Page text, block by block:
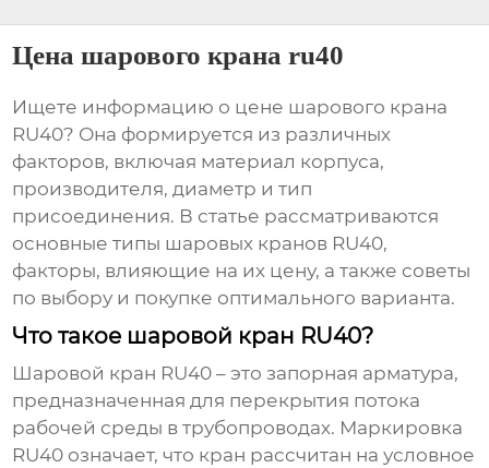
Цена шарового крана ru40
Ищете информацию о цене шарового крана
RU40? Она формируется из различных
факторов, включая материал корпуса,
производителя, диаметр и тип
присоединения. В статье рассматриваются
основные типы шаровых кранов RU40,
факторы, влияющие на их цену, а также советы
по выбору и покупке оптимального варианта.
Что такое шаровой кран RU40?
Шаровой кран RU40 – это запорная арматура,
предназначенная для перекрытия потока
рабочей среды в трубопроводах. Маркировка
RU40 означает, что кран рассчитан на условное